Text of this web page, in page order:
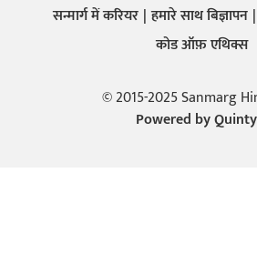
सन्मार्ग में करियर हमारे साथ बिज्ञापन
कोड ऑफ़ एथिक्स
© 2015-2025 Sanmarg
Powered by